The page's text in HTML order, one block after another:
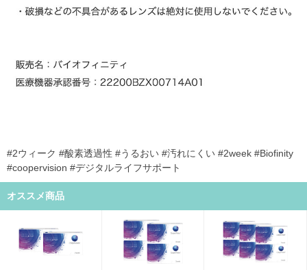
#2ウィーク #酸素透過性 #うるおい #汚れにくい #2week #Biofinity
#coopervision #デジタルライフサポート
オススメ商品